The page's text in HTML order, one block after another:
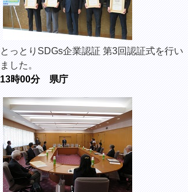
とっとりSDGs企業認証 第3回認証式を行い
ました。
13時00分 県庁